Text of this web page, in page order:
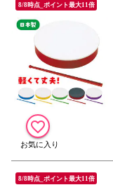
8/8時点_ポイント最大11倍
8/8時点_ポイント最大11倍